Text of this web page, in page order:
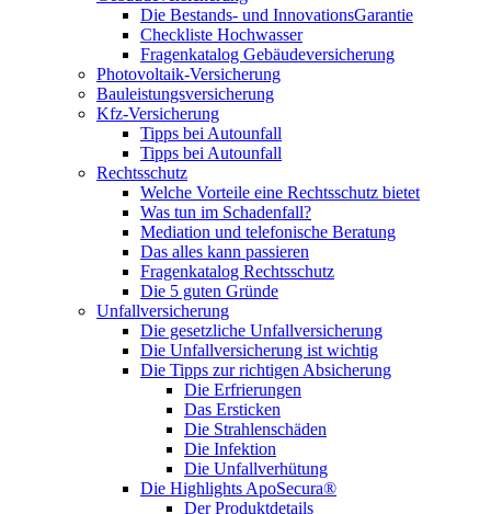
Die Bestands- und InnovationsGarantie
Checkliste Hochwasser
Fragenkatalog Gebäudeversicherung
Photovoltaik-Versicherung
Bauleistungsversicherung
Kfz-Versicherung
Tipps bei Autounfall
Tipps bei Autounfall
Rechtsschutz
Welche Vorteile eine Rechtsschutz bietet
Was tun im Schadenfall?
Mediation und telefonische Beratung
Das alles kann passieren
Fragenkatalog Rechtsschutz
Die 5 guten Gründe
Unfallversicherung
Die gesetzliche Unfallversicherung
Die Unfallversicherung ist wichtig
Die Tipps zur richtigen Absicherung
Die Erfrierungen
Das Ersticken
Die Strahlenschäden
Die Infektion
Die Unfallverhütung
Die Highlights ApoSecura®
Der Produktdetails